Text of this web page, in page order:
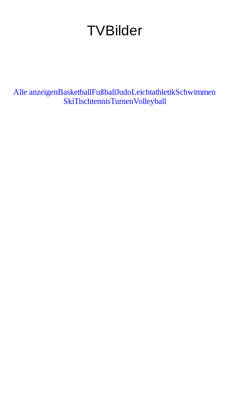
TVBilder
Alle anzeigenBasketballFußballJudoLeichtathletikSchwimmen
SkiTischtennisTurnenVolleyball